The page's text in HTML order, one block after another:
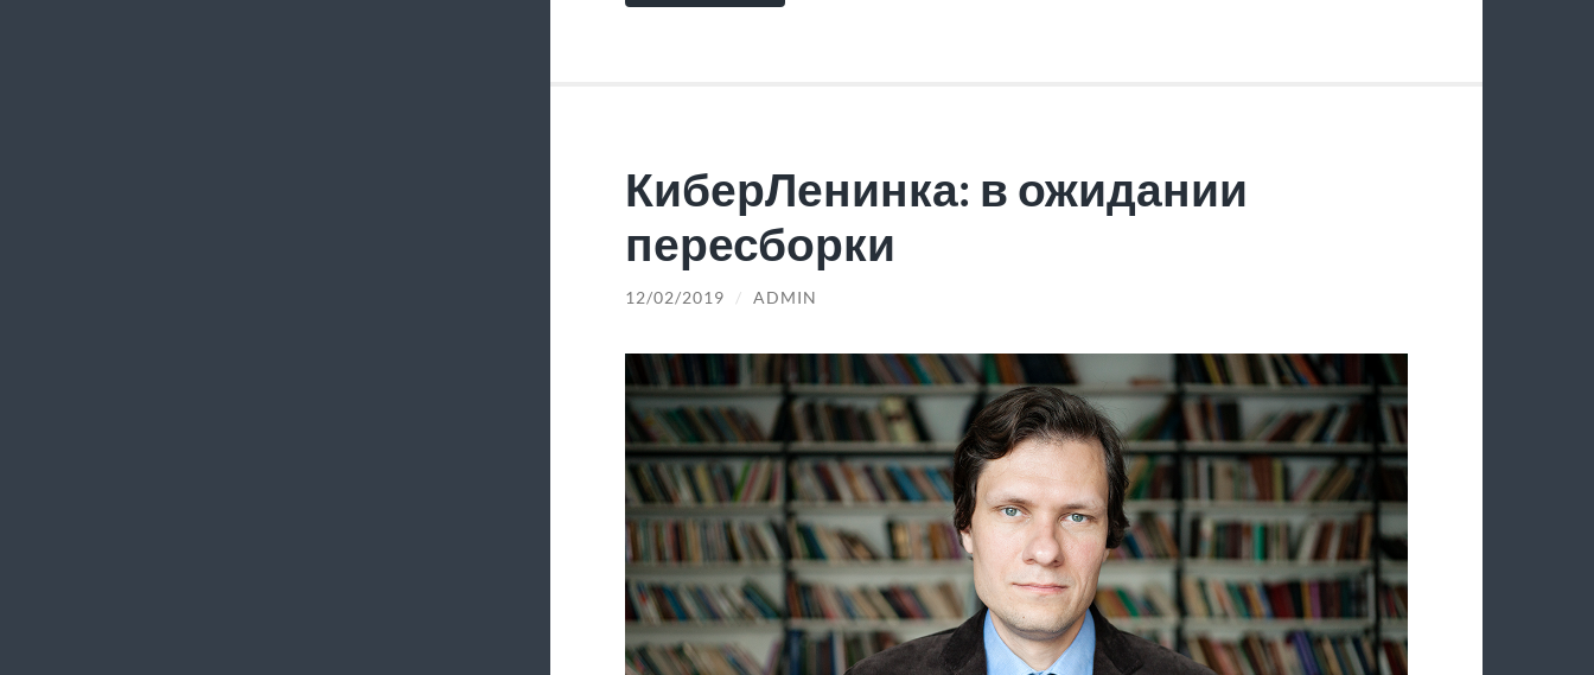
КиберЛенинка: в ожидании
пересборки
12/02/2019 / ADMIN